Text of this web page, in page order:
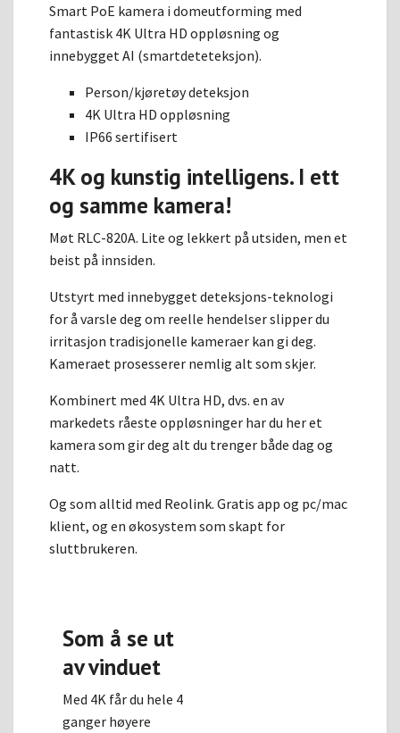
Smart PoE kamera i domeutforming med
fantastisk 4K Ultra HD oppløsning og
innebygget AI (smartdeteteksjon).
Person/kjøretøy deteksjon
4K Ultra HD oppløsning
IP66 sertifisert
4K og kunstig intelligens. I ett
og samme kamera!
Møt RLC-820A. Lite og lekkert på utsiden, men et
beist på innsiden.
Utstyrt med innebygget deteksjons-teknologi
for å varsle deg om reelle hendelser slipper du
irritasjon tradisjonelle kameraer kan gi deg.
Kameraet prosesserer nemlig alt som skjer.
Kombinert med 4K Ultra HD, dvs. en av
markedets råeste oppløsninger har du her et
kamera som gir deg alt du trenger både dag og
natt.
Og som alltid med Reolink. Gratis app og pc/mac
klient, og en økosystem som skapt for
sluttbrukeren.
Som å se ut
av vinduet
Med 4K får du hele 4
ganger høyere